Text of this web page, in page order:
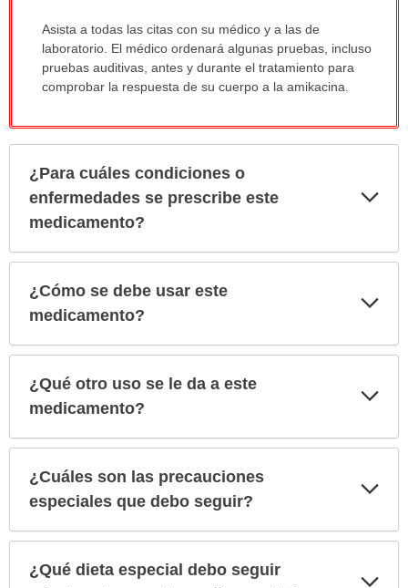
Asista a todas las citas con su médico y a las de
laboratorio. El médico ordenará algunas pruebas, incluso
pruebas auditivas, antes y durante el tratamiento para
comprobar la respuesta de su cuerpo a la amikacina.
¿Para cuáles condiciones o
enfermedades se prescribe este
medicamento?
¿Cómo se debe usar este
medicamento?
¿Qué otro uso se le da a este
medicamento?
¿Cuáles son las precauciones
especiales que debo seguir?
¿Qué dieta especial debo seguir